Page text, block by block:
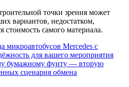
точки зрения может
вариантов, недостатком,
стоимость самого материала.
микроавтобусов Mercedes с
для вашего мероприятия
бумажному фунту — вторую
сценария обмена